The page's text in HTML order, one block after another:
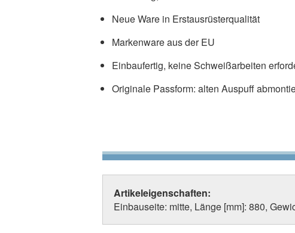
Neue Ware in Erstausrüsterqualität
Markenware aus der EU
Einbaufertig, keine Schweißarbeiten
Originale Passform: alten Auspuff
Artikeleigenschaften:
Einbauseite: mitte, Länge [mm]: 880,